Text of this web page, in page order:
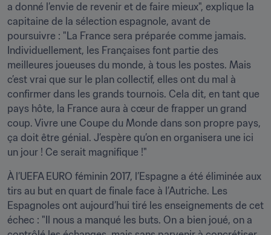
a donné l’envie de revenir et de faire mieux", explique la
capitaine de la sélection espagnole, avant de
poursuivre : "La France sera préparée comme jamais.
Individuellement, les Françaises font partie des
meilleures joueuses du monde, à tous les postes. Mais
c’est vrai que sur le plan collectif, elles ont du mal à
confirmer dans les grands tournois. Cela dit, en tant que
pays hôte, la France aura à cœur de frapper un grand
coup. Vivre une Coupe du Monde dans son propre pays,
ça doit être génial. J’espère qu’on en organisera une ici
un jour ! Ce serait magnifique !"
À l’UEFA EURO féminin 2017, l’Espagne a été éliminée aux
tirs au but en quart de finale face à l’Autriche. Les
Espagnoles ont aujourd’hui tiré les enseignements de cet
échec : "Il nous a manqué les buts. On a bien joué, on a